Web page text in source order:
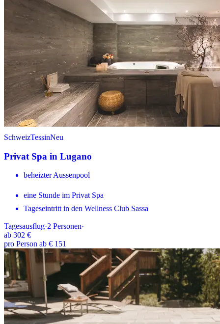
SchweizTessinNeu
Privat Spa in Lugano
beheizter Aussenpool
eine Stunde im Privat Spa
Tageseintritt in den Wellness Club Sassa
Tagesausflug·2 Personen·
ab 302 €
pro Person ab € 151